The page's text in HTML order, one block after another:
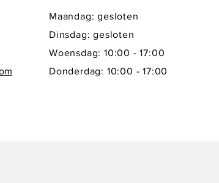
Maandag: gesloten
Dinsdag: gesloten
Woensdag: 10:00 - 17:00
Donderdag: 10:00 - 17:00